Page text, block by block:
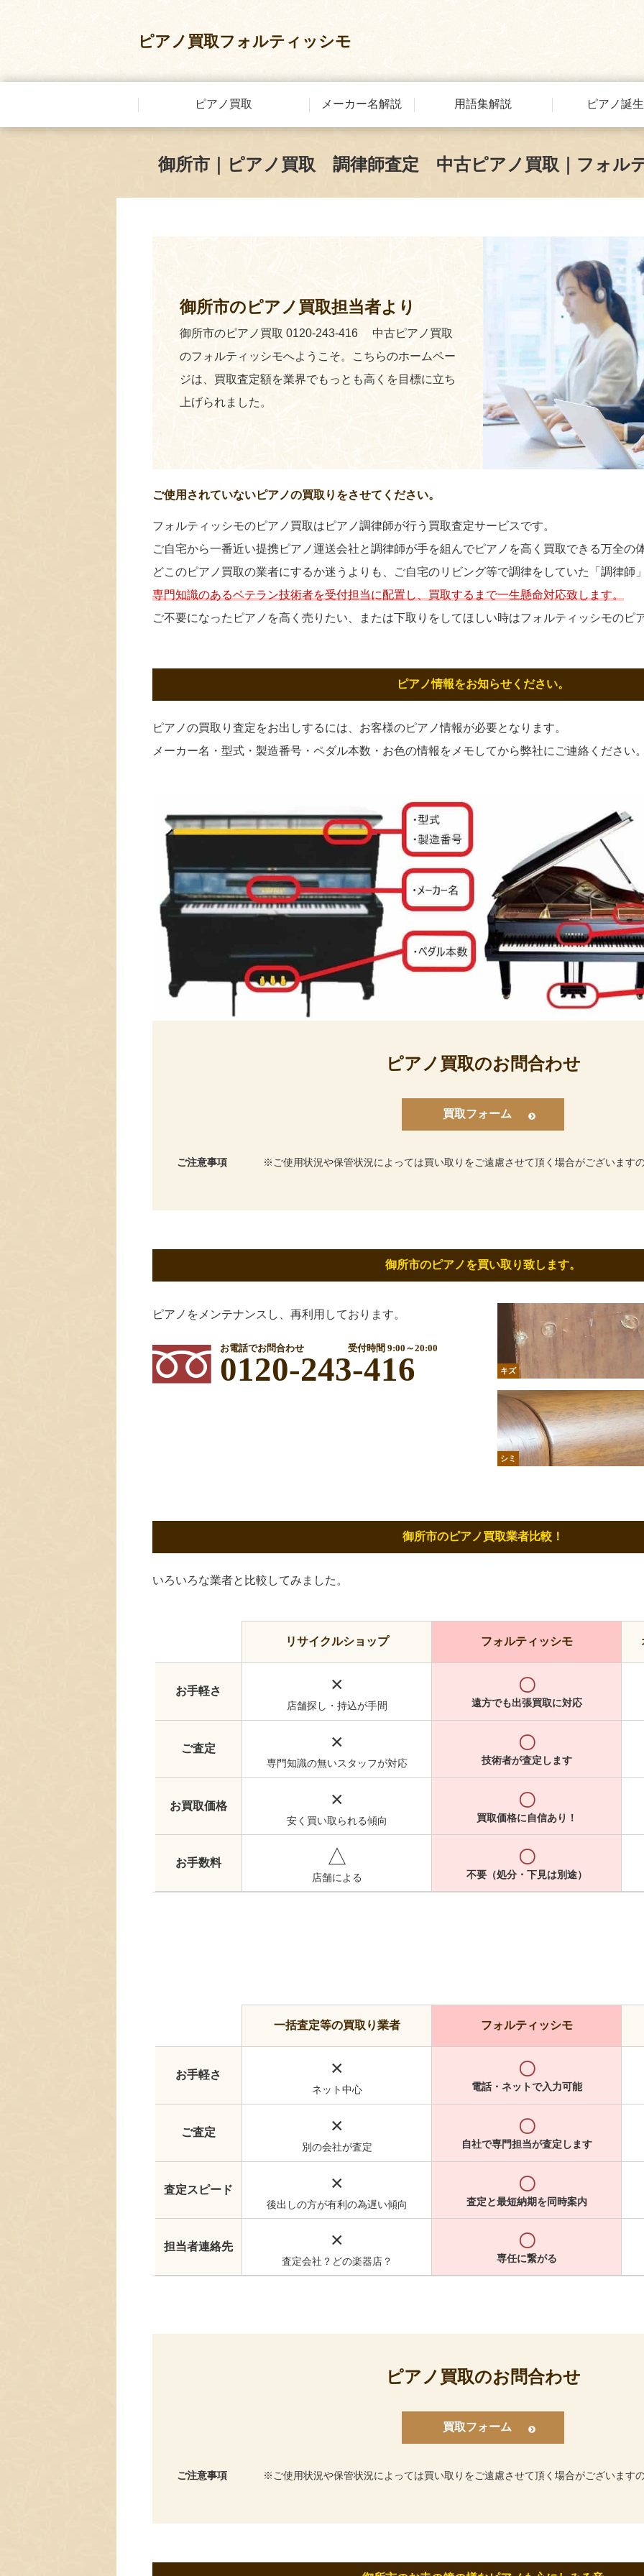
ピアノ買取フォルティッシモ
ピアノ買取 メーカー名解説 用語集解説 ピアノ誕
御所市｜ピアノ買取 調律師査定 中古ピアノ買取｜フォル
御所市のピアノ買取担当者より
御所市のピアノ買取 0120-243-416 中古ピアノ買取
のフォルティッシモへようこそ。こちらのホームペー
ジは、買取査定額を業界でもっとも高くを目標に立ち
上げられました。
ご使用されていないピアノの買取りをさせてください。
フォルティッシモのピアノ買取はピアノ調律師が行う買取査定サービスです。
ご自宅から一番近い提携ピアノ運送会社と調律師が手を組んでピアノを高く買取できる万全の
どこのピアノ買取の業者にするか迷うよりも、ご自宅のリビング等で調律をしていた「調律師
専門知識のあるベテラン技術者を受付担当に配置し、買取するまで一生懸命対応致します。
ご不要になったピアノを高く売りたい、または下取りをしてほしい時はフォルティッシモのピ
ピアノ情報をお知らせください。
ピアノの買取り査定をお出しするには、お客様のピアノ情報が必要となります。
メーカー名・型式・製造番号・ペダル本数・お色の情報をメモしてから弊社にご連絡ください
ピアノ買取のお問合わせ
買取フォーム
ご注意事項 ご使用状況や保管状況によっては買い取りをご遠慮させて頂く場合がございます
御所市のピアノを買い取り致します。
ピアノをメンテナンスし、再利用しております。
お電話でお問合わせ 受付時間 9:00～20:00
0120-243-416 キズ
シミ
御所市のピアノ買取業者比較！
いろいろな業者と比較してみました。
リサイクルショップ フォルティッシモ
お手軽さ ×
店舗探し・持込が手間
〇
遠方でも出張買取に対応
ご査定 ×
専門知識の無いスタッフが対応
〇
技術者が査定します
お買取価格 ×
安く買い取られる傾向
〇
買取価格に自信あり！
お手数料 △
店舗による
〇
不要（処分・下見は別途）
一括査定等の買取り業者 フォルティッシモ
お手軽さ ×
ネット中心
〇
電話・ネットで入力可能
ご査定 ×
別の会社が査定
〇
自社で専門担当が査定します
査定スピード ×
後出しの方が有利の為遅い傾向
〇
査定と最短納期を同時案内
担当者連絡先 ×
査定会社？どの楽器店？
〇
専任に繋がる
ピアノ買取のお問合わせ
買取フォーム
ご注意事項 ご使用状況や保管状況によっては買い取りをご遠慮させて頂く場合がございます